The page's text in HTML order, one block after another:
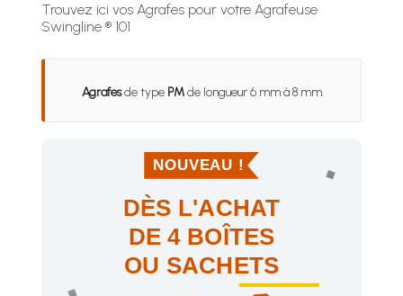
Trouvez ici vos Agrafes pour votre Agrafeuse
Swingline ® 101
Agrafesde type PMde longueur 6 mm à 8 mm.
NOUVEAU !
DÈS L'ACHAT
DE 4 BOÎTES
OU SACHETS